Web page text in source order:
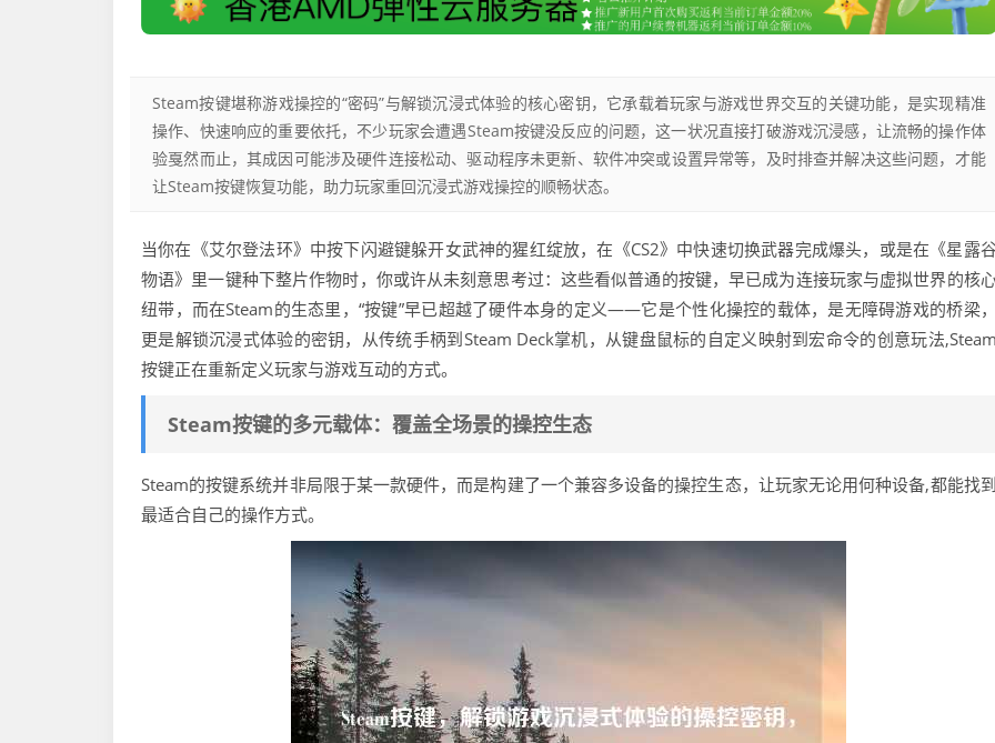
Steam按键堪称游戏操控的“密码”与解锁沉浸式体验的核心密钥，它承载着玩家与游戏世界交互的关键功能，是实现精准
操作、快速响应的重要依托，不少玩家会遭遇Steam按键没反应的问题，这一状况直接打破游戏沉浸感，让流畅的操作体
验戛然而止，其成因可能涉及硬件连接松动、驱动程序未更新、软件冲突或设置异常等，及时排查并解决这些问题，才能
让Steam按键恢复功能，助力玩家重回沉浸式游戏操控的顺畅状态。
当你在《艾尔登法环》中按下闪避键躲开女武神的猩红绽放，在《CS2》中快速切换武器完成爆头，或是在《星露谷
物语》里一键种下整片作物时，你或许从未刻意思考过：这些看似普通的按键，早已成为连接玩家与虚拟世界的核
纽带，而在Steam的生态里，“按键”早已超越了硬件本身的定义——它是个性化操控的载体，是无障碍游戏的桥梁，
更是解锁沉浸式体验的密钥，从传统手柄到Steam Deck掌机，从键盘鼠标的自定义映射到宏命令的创意玩法,Steam
按键正在重新定义玩家与游戏互动的方式。
Steam按键的多元载体：覆盖全场景的操控生态
Steam的按键系统并非局限于某一款硬件，而是构建了一个兼容多设备的操控生态，让玩家无论用何种设备,都能找到
最适合自己的操作方式。